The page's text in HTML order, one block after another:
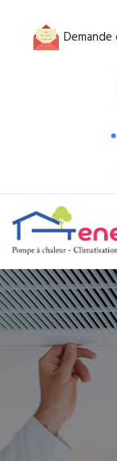
ENERGIZ'AIR
Des